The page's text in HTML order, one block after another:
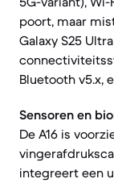
poort, maar
Galaxy S25
Bluetooth v5.x,
Sensoren en
De A16 is
integreert een